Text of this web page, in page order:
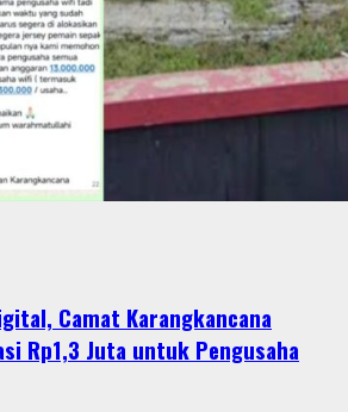
Camat Karangkancana
Rp1,3 Juta untuk Pengusaha